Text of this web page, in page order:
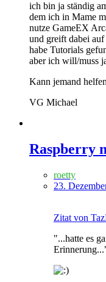
ich bin ja ständig
dem ich in Mame
nutze GameEX
und greift dabei
habe Tutorials
aber ich will/muss
Kann jemand
VG Michael
Raspberry
roetty
23.
Zitat von
"...hatte es